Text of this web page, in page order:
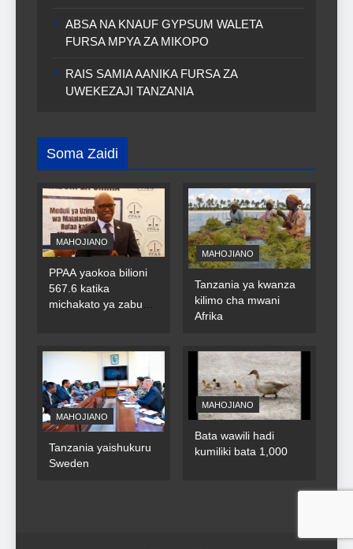
ABSA NA KNAUF GYPSUM WALETA
FURSA MPYA ZA MIKOPO
RAIS SAMIA AANIKA FURSA ZA
UWEKEZAJI TANZANIA
Soma Zaidi
MAHOJIANO
PPAA yaokoa bilioni
567.6 katika
michakato ya zabuni
MAHOJIANO
Tanzania ya kwanza
kilimo cha mwani
Afrika
MAHOJIANO
Tanzania yaishukuru
Sweden
MAHOJIANO
Bata wawili hadi
kumiliki bata 1,000